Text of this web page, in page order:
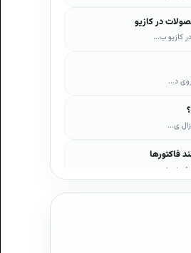
در کازيو
کازيو ب...
د...
ی...
فاکتورها
نمونه...